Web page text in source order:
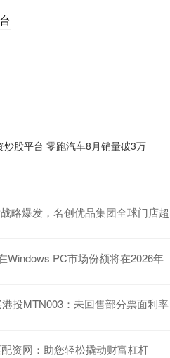
炒股平台 零跑汽车8月销量破3万
略爆发，名创优品集团全球门店超
Windows PC市场份额将在2026年
投MTN003：未回售部分票面利率
资网：助您轻松撬动财富杠杆